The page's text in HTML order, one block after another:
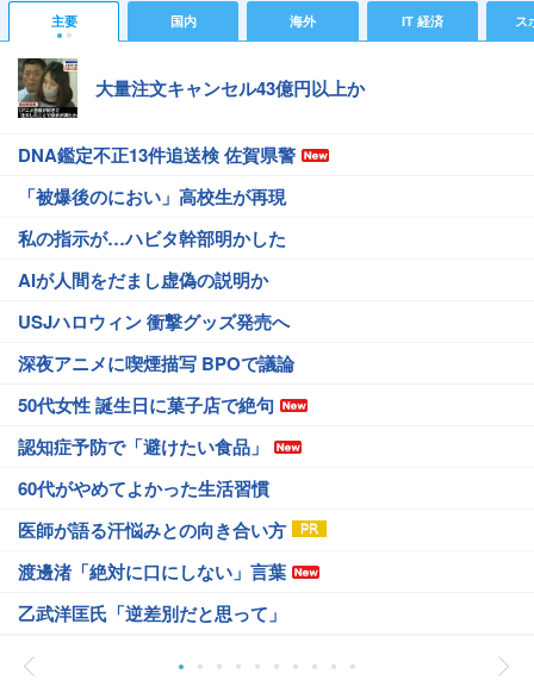
主要 国内 海外 IT 経済 ス
大量注文キャンセル43億円以上か
DNA鑑定不正13件追送検 佐賀県警
「被爆後のにおい」高校生が再現
私の指示が…ハビタ幹部明かした
AIが人間をだまし虚偽の説明か
USJハロウィン 衝撃グッズ発売へ
深夜アニメに喫煙描写 BPOで議論
50代女性 誕生日に菓子店で絶句
認知症予防で「避けたい食品」
60代がやめてよかった生活習慣
医師が語る汗悩みとの向き合い方
渡邊渚「絶対に口にしない」言葉
乙武洋匡氏「逆差別だと思って」